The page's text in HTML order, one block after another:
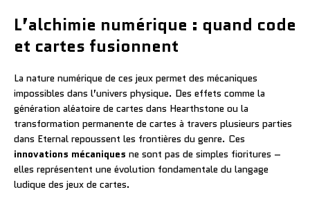
L’alchimie numérique : quand code
et cartes fusionnent
La nature numérique de ces jeux permet des mécaniques
impossibles dans l’univers physique. Des effets comme la
génération aléatoire de cartes dans Hearthstone ou la
transformation permanente de cartes à travers plusieurs parties
dans Eternal repoussent les frontières du genre. Ces
innovations mécaniques ne sont pas de simples fioritures –
elles représentent une évolution fondamentale du langage
ludique des jeux de cartes.